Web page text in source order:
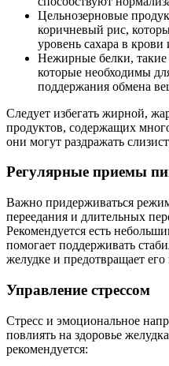
Цельнозерновые
коричневый рис,
уровень сахара в
Нежирные белки,
которые необходимы
поддержания обмена
Следует избегать жирной,
продуктов, содержащих
они могут раздражать
Регулярные приемы
Важно придерживаться
переедания и длительных
Рекомендуется есть
помогает поддерживать
желудке и предотвращает
Управление стрессом
Стресс и эмоциональное
повлиять на здоровье
рекомендуется: